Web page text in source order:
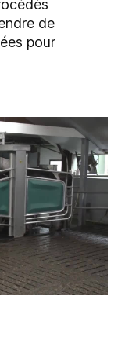
de
pour